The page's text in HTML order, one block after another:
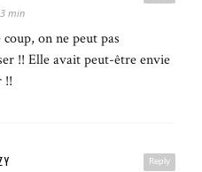
min
on ne peut pas
!! Elle avait peut-être envie
!!
Reply